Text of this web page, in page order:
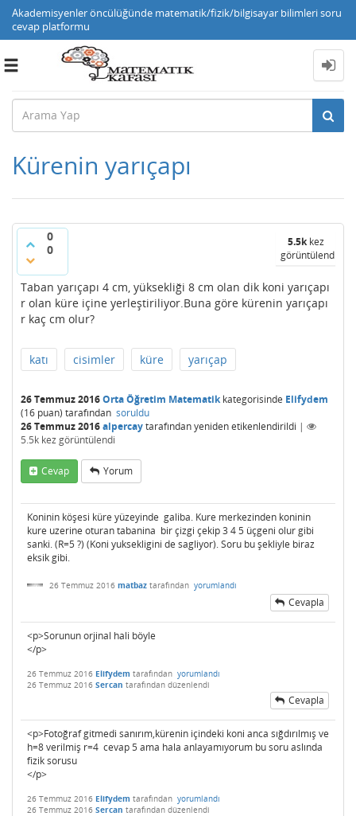
Akademisyenler öncülüğünde matematik/fizik/bilgisayar bilimleri soru
cevap platformu
Toggle
Kürenin yarıçapı
0
0
5.5kkez
görüntülendi
Taban yarıçapı 4 cm, yüksekliği 8 cm olan dik koni yarıçapı
r olan küre içine yerleştiriliyor.Buna göre kürenin yarıçapı
r kaç cm olur?
katı cisimler küre yarıçap
26 Temmuz 2016Orta Öğretim Matematikkategorisinde Elifydem
(16 puan) tarafından soruldu
26 Temmuz 2016alpercaytarafındanyeniden etikenlendirildi |
5.5k kez görüntülendi
Cevap Yorum
Koninin köşesi küre yüzeyinde galiba. Kure merkezinden koninin
kure uzerine oturan tabanina bir çizgi çekip 3 4 5 üçgeni olur gibi
sanki. (R=5 ?) (Koni yuksekligini de sagliyor). Soru bu şekliyle biraz
eksik gibi.
26 Temmuz 2016 matbaz tarafından yorumlandı
Cevapla
<p>Sorunun orjinal hali böyle
</p>
26 Temmuz 2016 Elifydem tarafından yorumlandı
26 Temmuz 2016 Sercan tarafından düzenlendi
Cevapla
<p>Fotoğraf gitmedi sanırım,kürenin içindeki koni anca sığdırılmış ve
h=8 verilmiş r=4 cevap 5 ama hala anlayamıyorum bu soru aslında
fizik sorusu
</p>
26 Temmuz 2016 Elifydem tarafından yorumlandı
26 Temmuz 2016 Sercan tarafından düzenlendi